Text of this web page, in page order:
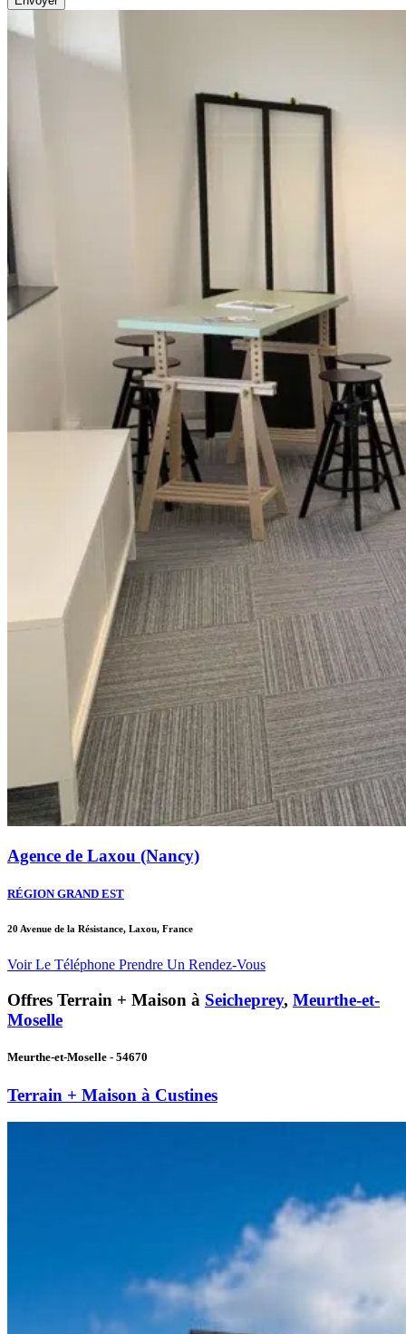
Agence de Laxou (Nancy)
RÉGION GRAND EST
20 Avenue de la Résistance, Laxou, France
Voir Le Téléphone Prendre Un Rendez-Vous
Offres Terrain + Maison à Seicheprey, Meurthe-et-
Moselle
Meurthe-et-Moselle - 54670
Terrain + Maison à Custines